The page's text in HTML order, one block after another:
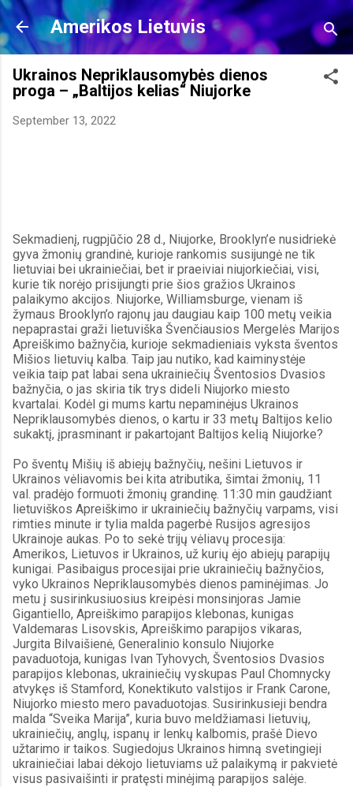
Skip to main content
Amerikos Lietuvis
Ukrainos Nepriklausomybės dienos
proga – „Baltijos kelias“ Niujorke
September 13, 2022
Sekmadienį, rugpjūčio 28 d., Niujorke, Brooklyn’e nusidriekė
gyva žmonių grandinė, kurioje rankomis susijungė ne tik
lietuviai bei ukrainiečiai, bet ir praeiviai niujorkiečiai, visi,
kurie tik norėjo prisijungti prie šios gražios Ukrainos
palaikymo akcijos. Niujorke, Williamsburge, vienam iš
žymaus Brooklyn’o rajonų jau daugiau kaip 100 metų veikia
nepaprastai graži lietuviška Švenčiausios Mergelės Marijos
Apreiškimo bažnyčia, kurioje sekmadieniais vyksta šventos
Mišios lietuvių kalba. Taip jau nutiko, kad kaiminystėje
veikia taip pat labai sena ukrainiečių Šventosios Dvasios
bažnyčia, o jas skiria tik trys dideli Niujorko miesto
kvartalai. Kodėl gi mums kartu nepaminėjus Ukrainos
Nepriklausomybės dienos, o kartu ir 33 metų Baltijos kelio
sukaktį, įprasminant ir pakartojant Baltijos kelią Niujorke?
Po šventų Mišių iš abiejų bažnyčių, nešini Lietuvos ir
Ukrainos vėliavomis bei kita atributika, šimtai žmonių, 11
val. pradėjo formuoti žmonių grandinę. 11:30 min gaudžiant
lietuviškos Apreiškimo ir ukrainiečių bažnyčių varpams, visi
rimties minute ir tylia malda pagerbė Rusijos agresijos
Ukrainoje aukas. Po to sekė trijų vėliavų procesija:
Amerikos, Lietuvos ir Ukrainos, už kurių ėjo abiejų parapijų
kunigai. Pasibaigus procesijai prie ukrainiečių bažnyčios,
vyko Ukrainos Nepriklausomybės dienos paminėjimas. Jo
metu į susirinkusiuosius kreipėsi monsinjoras Jamie
Gigantiello, Apreiškimo parapijos klebonas, kunigas
Valdemaras Lisovskis, Apreiškimo parapijos vikaras,
Jurgita Bilvaišienė, Generalinio konsulo Niujorke
pavaduotoja, kunigas Ivan Tyhovych, Šventosios Dvasios
parapijos klebonas, ukrainiečių vyskupas Paul Chomnycky
atvykęs iš Stamford, Konektikuto valstijos ir Frank Carone,
Niujorko miesto mero pavaduotojas. Susirinkusieji bendra
malda “Sveika Marija”, kuria buvo meldžiamasi lietuvių,
ukrainiečių, anglų, ispanų ir lenkų kalbomis, prašė Dievo
užtarimo ir taikos. Sugiedojus Ukrainos himną svetingieji
ukrainiečiai labai dėkojo lietuviams už palaikymą ir pakvietė
visus pasivaišinti ir pratęsti minėjimą parapijos salėje.